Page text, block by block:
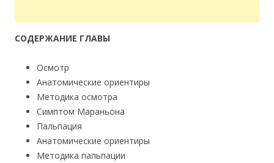
СОДЕРЖАНИЕ ГЛАВЫ
Осмотр
Анатомические ориентиры
Методика осмотра
Симптом Мараньона
Пальпация
Анатомические ориентиры
Методика пальпации